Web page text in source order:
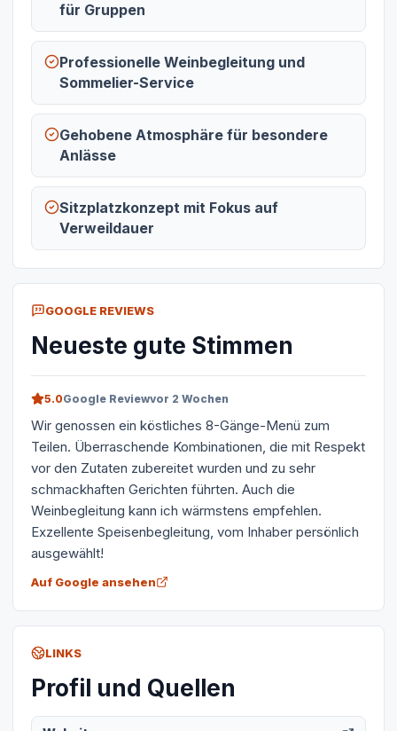
für Gruppen
Professionelle Weinbegleitung und
Sommelier-Service
Gehobene Atmosphäre für besondere
Anlässe
Sitzplatzkonzept mit Fokus auf
Verweildauer
GOOGLE REVIEWS
Neueste gute Stimmen
5.0Google Reviewvor 2 Wochen
Wir genossen ein köstliches 8-Gänge-Menü zum
Teilen. Überraschende Kombinationen, die mit Respekt
vor den Zutaten zubereitet wurden und zu sehr
schmackhaften Gerichten führten. Auch die
Weinbegleitung kann ich wärmstens empfehlen.
Exzellente Speisenbegleitung, vom Inhaber persönlich
ausgewählt!
Auf Google ansehen
LINKS
Profil und Quellen